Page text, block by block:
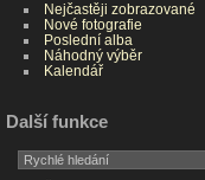
Nejčastěji zobrazované
Nové fotografie
Poslední alba
Náhodný výběr
Kalendář
Další funkce